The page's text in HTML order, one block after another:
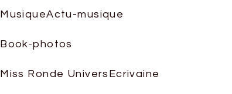
MusiqueActu-musique
Book-photos
Miss Ronde Univers Ecrivaine